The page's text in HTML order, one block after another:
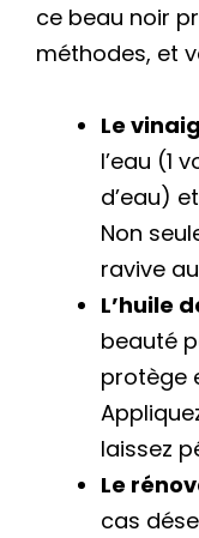
ce beau noir
méthodes, et
Le
l’eau (1
d’eau)
Non
ravive
L’huile
beauté
protège
laissez
Le
cas